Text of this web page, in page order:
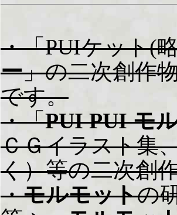
・「PUIケット(
ー」の二次創作
です。
・「PUI PUI モ
ＣＧイラスト集
く）等の二次創
・モルモットの